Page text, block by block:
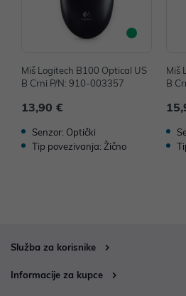
Miš Logitech B100 Optical US
B Crni P/N: 910-003357
13,90 €
Senzor: Optički
Tip povezivanja: Žično
Miš
B
Služba za korisnike
Informacije za kupce